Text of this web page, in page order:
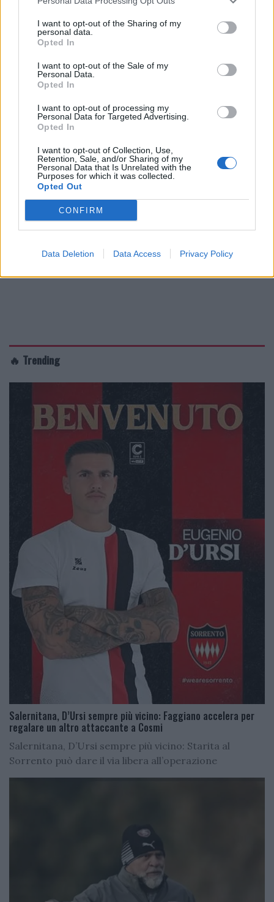
I want to opt-out of the Sharing of my
personal data.
Opted In
I want to opt-out of the Sale of my
Personal Data.
Opted In
I want to opt-out of processing my
Personal Data for Targeted Advertising.
Opted In
I want to opt-out of Collection, Use,
Retention, Sale, and/or Sharing of my
Personal Data that Is Unrelated with the
Purposes for which it was collected.
Opted Out
CONFIRM
Data Deletion Data Access Privacy Policy
🔥 Trending
Salernitana, D’Ursi sempre più vicino: Faggiano accelera per
regalare un altro attaccante a Cosmi
Salernitana, D’Ursi sempre più vicino: Starita al
Sorrento può dare il via libera all’operazione